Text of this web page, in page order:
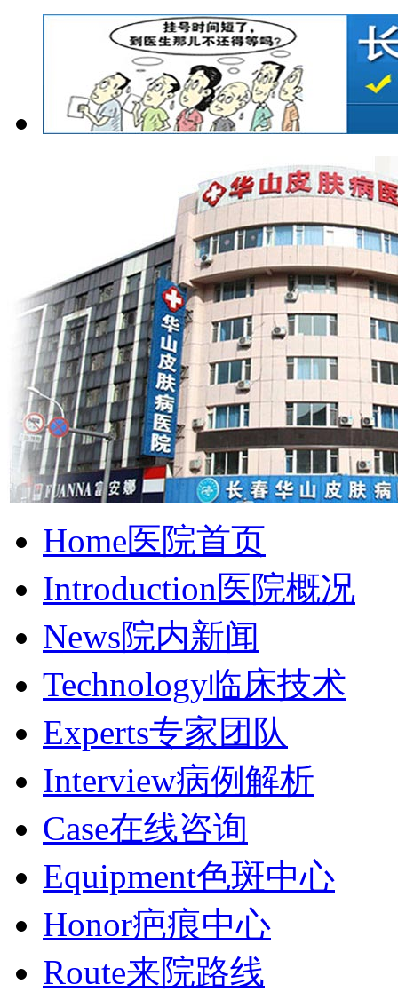
Home医院首页
Introduction医院概况
News院内新闻
Technology临床技术
Experts专家团队
Interview病例解析
Case在线咨询
Equipment色斑中心
Honor疤痕中心
Route来院路线